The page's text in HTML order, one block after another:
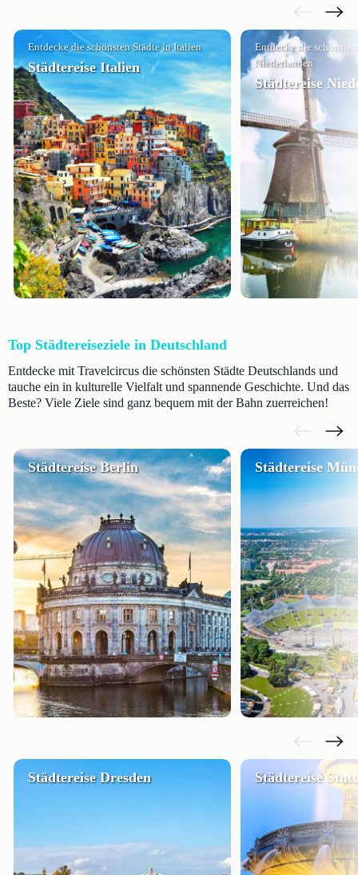
Entdecke die schönsten Städte in Italien
Städtereise Italien
Entdecke die
Niederlanden
Städtereise
Top Städtereiseziele in Deutschland
Entdecke mit Travelcircus die schönsten Städte Deutschlands und
tauche ein in kulturelle Vielfalt und spannende Geschichte. Und das
Beste? Viele Ziele sind ganz bequem mit der Bahn zuerreichen!
Städtereise Berlin Städtereise
Städtereise Dresden Städtereise